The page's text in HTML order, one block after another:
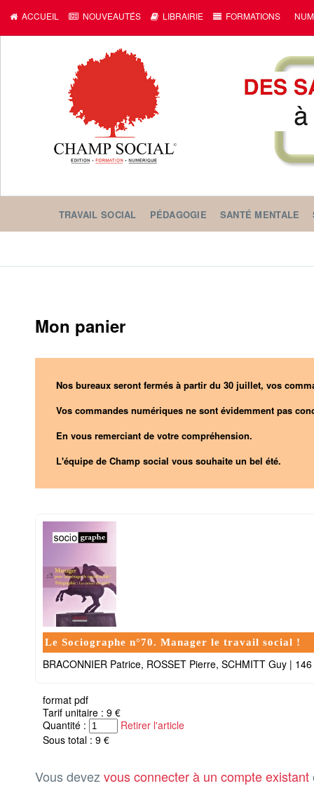
ACCUEIL NOUVEAUTÉS LIBRAIRIE FORMATIONS
TRAVAIL SOCIAL PÉDAGOGIE SANTÉ MENTALE
Mon panier
Nos bureaux seront fermés à partir du 30 juillet, vos
Vos commandes numériques ne sont évidemment pas
En vous remerciant de votre compréhension.
L'équipe de Champ social vous souhaite un bel été.
Le Sociographe n°70. Manager le travail social !
BRACONNIER Patrice, ROSSET Pierre, SCHMITT Guy |
format pdf
Tarif unitaire : 9 €
Quantité :
Retirer l'article
Sous total : 9 €
Vous devez vous connecter à un compte existant